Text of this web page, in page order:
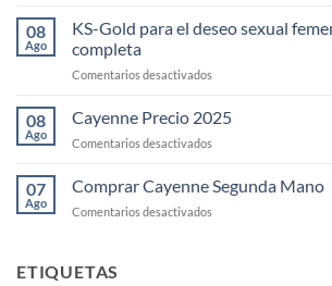
usarlo
comprarlo
España
08
Ago
KS-Gold para el deseo sexual
completa
Comentarios desactivados
Gold
el
sexual
08
Ago
Cayenne Precio 2025
Comentarios desactivados
Precio
2025
07
Ago
Comprar Cayenne Segunda Mano
Comentarios desactivados
ETIQUETAS